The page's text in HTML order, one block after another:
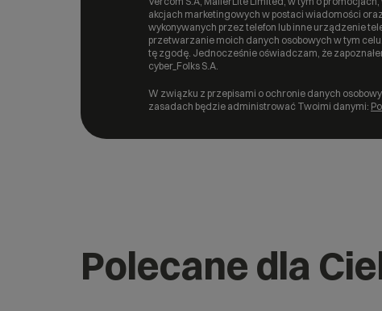
akcjach marketingowych w postaci wiadomości
wykonywanych przez telefon lub inne urządzenie
przetwarzanie moich danych osobowych w tym
tę zgodę. Jednocześnie oświadczam, że
cyber_Folks S.A.
W związku z przepisami o ochronie danych
zasadach będzie administrować Twoimi danymi:
Polecane dla